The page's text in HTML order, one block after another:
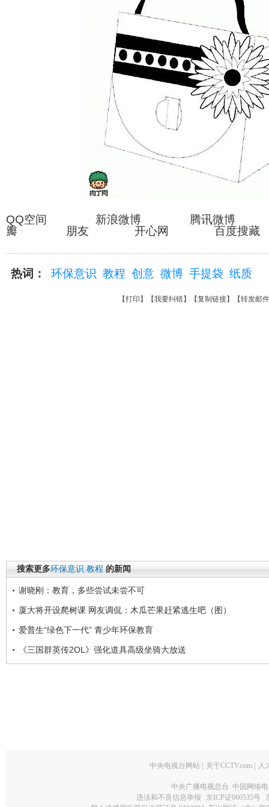
QQ空间 新浪微博 腾讯微
瓣 朋友 开心网 百度搜
热词： 环保意识 教程 创意 微博 手提袋 纸质
【打印 】【我要纠错】【复制链接】【转发邮件
搜索更多环保意识 教程 的新闻
谢晓刚：教育，多些尝试未尝不可
厦大将开设爬树课 网友调侃：木瓜芒果赶紧逃生吧（图）
爱普生“绿色下一代” 青少年环保教育
《三国群英传2OL》强化道具高级坐骑大放送
中央电视台网站 | 关于CCTV.com | 人
中央广播电视总台 中国网络
违法和不良信息举报
京ICP证060535号